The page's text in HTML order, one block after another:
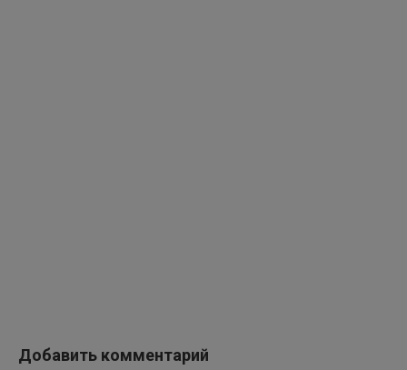
Добавить комментарий